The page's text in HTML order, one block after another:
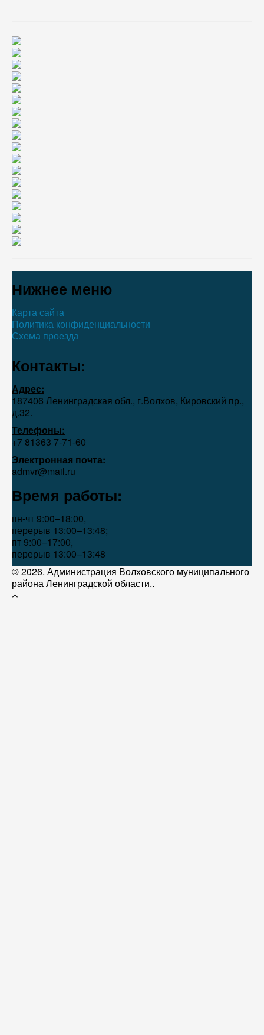
Нижнее меню
Карта сайта
Политика конфиденциальности
Схема проезда
Контакты:
Адрес:
187406 Ленинградская обл., г.Волхов, Кировский пр.,
д.32.
Телефоны:
+7 81363 7‑71-60
Электронная почта:
admvr@mail.ru
Время работы:
пн-чт 9:00–18:00,
перерыв 13:00–13:48;
пт 9:00–17:00,
перерыв 13:00–13:48
© 2026. Администрация Волховского муниципального
района Ленинградской области..